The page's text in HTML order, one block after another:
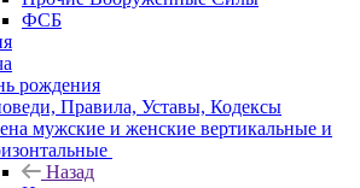
ФСБ
рождения
Правила, Уставы, Кодексы
мужские и женские вертикальные и
Назад